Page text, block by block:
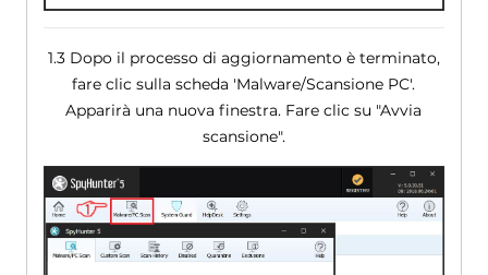
1.3 Dopo il processo di aggiornamento è terminato,
fare clic sulla scheda 'Malware/Scansione PC'.
Apparirà una nuova finestra. Fare clic su "Avvia
scansione".